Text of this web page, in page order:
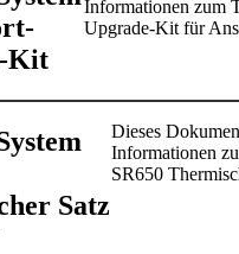
Kit
Informationen zum
Upgrade-Kit für
Satz
Dieses
Informationen
SR650